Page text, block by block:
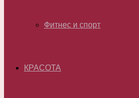
Фитнес и спорт
КРАСОТА